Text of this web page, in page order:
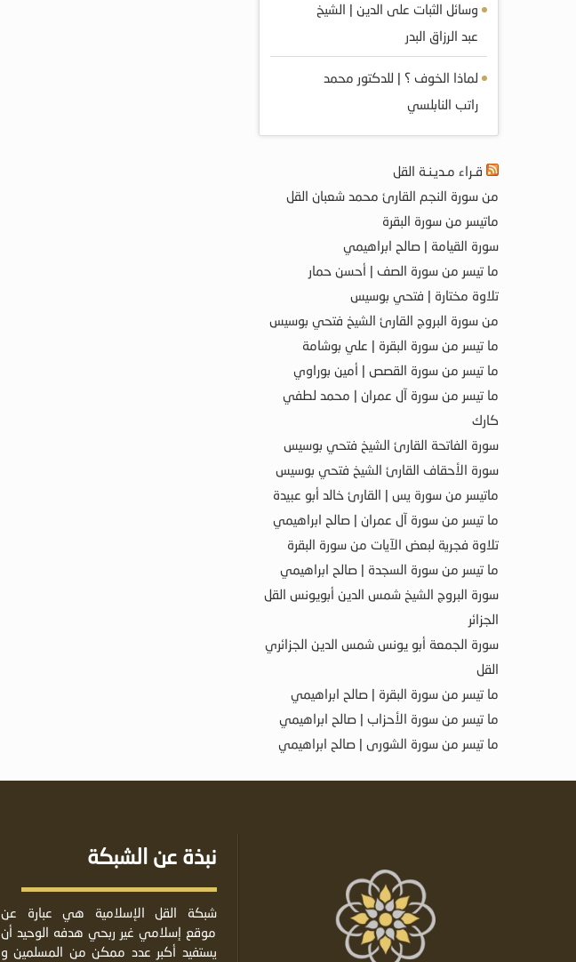
وسائل الثبات على الدين | الشيخ
عبد الرزاق البدر
لماذا الخوف ؟ | للدكتور محمد
راتب النابلسي
قـراء مـديـنـة القل
من سورة النجم القارئ محمد شعبان القل
ماتيسر من سورة البقرة
سورة القيامة | صالح ابراهيمي
ما تيسر من سورة الصف | أحسن حمار
تلاوة مختارة | فتحي بوسيس
من سورة البروج القارئ الشيخ فتحي بوسيس
ما تيسر من سورة البقرة | علي بوشامة
ما تيسر من سورة القصص | أمين بوراوي
ما تيسر من سورة آل عمران | محمد لطفي
كارك
سورة الفاتحة القارئ الشيخ فتحي بوسيس
سورة الأحقاف القارئ الشيخ فتحي بوسيس
ماتيسر من سورة يس | القارئ خالد أبو عبيدة
ما تيسر من سورة آل عمران | صالح ابراهيمي
تلاوة فجرية لبعض الآيات من سورة البقرة
ما تيسر من سورة السجدة | صالح ابراهيمي
سورة البروج الشيخ شمس الدين أبويونس القل
الجزائر
سورة الجمعة أبو يونس شمس الدين الجزائري
القل
ما تيسر من سورة البقرة | صالح ابراهيمي
ما تيسر من سورة الأحزاب | صالح ابراهيمي
ما تيسر من سورة الشورى | صالح ابراهيمي
نبذة عن الشبكة
شبكة القل الإسلامية هي عبارة عن
موقع إسلامي غير ربحي هدفه الوحيد أن
يستفيد أكبر عدد ممكن من المسلمين و